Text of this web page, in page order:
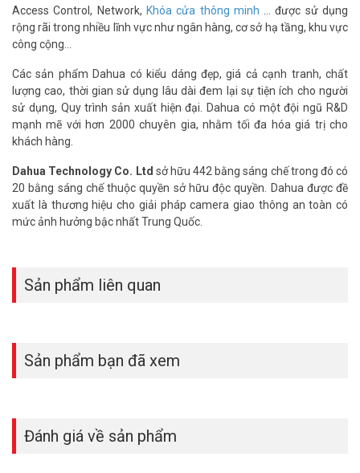
Access Control, Network, Khóa cửa thông minh … được sử dụng
rộng rãi trong nhiều lĩnh vực như ngân hàng, cơ sở hạ tầng, khu vực
công cộng…
Các sản phẩm Dahua có kiểu dáng đẹp, giá cả cạnh tranh, chất
lượng cao, thời gian sử dụng lâu dài đem lại sự tiện ích cho người
sử dụng, Quy trình sản xuất hiện đại. Dahua có một đội ngũ R&D
mạnh mẽ với hơn 2000 chuyên gia, nhằm tối đa hóa giá trị cho
khách hàng.
Dahua Technology Co. Ltd sở hữu 442 bằng sáng chế trong đó có
20 bằng sáng chế thuộc quyền sở hữu độc quyền. Dahua được đề
xuất là thương hiệu cho giải pháp camera giao thông an toàn có
mức ảnh hưởng bậc nhất Trung Quốc.
Sản phẩm liên quan
Sản phẩm bạn đã xem
Đánh giá về sản phẩm